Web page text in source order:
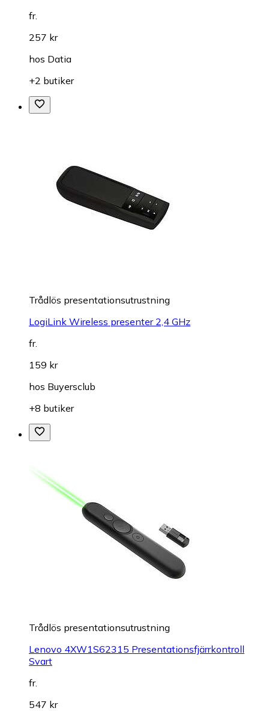
fr.
257 kr
hos Datia
+2 butiker
Trådlös presentationsutrustning
LogiLink Wireless presenter 2,4 GHz
fr.
159 kr
hos Buyersclub
+8 butiker
Trådlös presentationsutrustning
Lenovo 4XW1S62315 Presentationsfjärrkontroll
Svart
fr.
547 kr